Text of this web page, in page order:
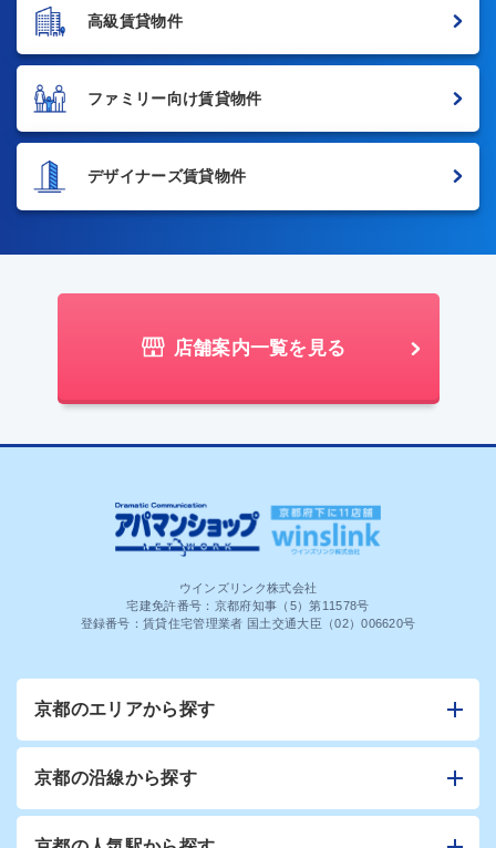
高級賃貸物件
ファミリー向け賃貸物件
デザイナーズ賃貸物件
店舗案内一覧を見る
ウインズリンク株式会社
宅建免許番号：京都府知事（5）第11578号
登録番号：賃貸住宅管理業者 国土交通大臣（02）006620号
京都のエリアから探す
京都の沿線から探す